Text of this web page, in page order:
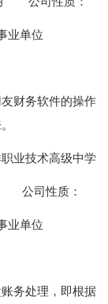
业单位
财务软件的操作
业技术高级中学
公司性质：
业单位
务处理，即根据